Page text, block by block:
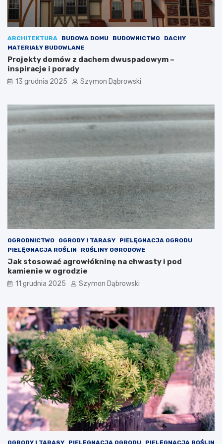
n
p
r
a
c
j
e
a
m
b
l
e
,
k
r
e
d
o
d
z
ą
e
e
g
a
n
c
j
i
w
j
e
m
u
w
n
ę
t
z
?
ARCHITEKTURA BUDOWA DOMU BUDOWNICTWO
DACHY
MATERIAŁY BUDOWLANE
Projekty domów z dachem dwuspadowym –
inspiracje i porady
13 grudnia 2025 Szymon Dąbrowski
OGRODNICTWO OGRODY I TARASY
PIELĘGNACJA OGRODU
PIELĘGNACJA ROŚLIN
ROŚLINY OGRODOWE
Jak stosować agrowłókninę na chwasty i pod
kamienie w ogrodzie
11 grudnia 2025 Szymon Dąbrowski
OGRODY I TARASY PIELĘGNACJA OGRODU PIELĘGNACJA ROŚLIN